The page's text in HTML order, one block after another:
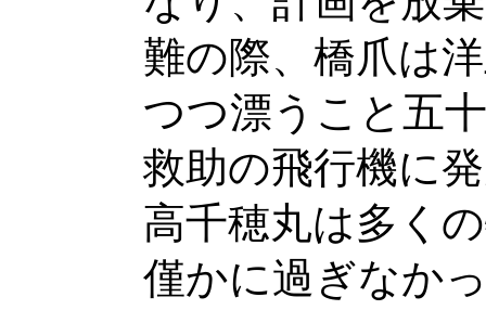
難の際、橋爪は
つつ漂うこと五
救助の飛行機に
高千穂丸は多く
僅かに過ぎなか